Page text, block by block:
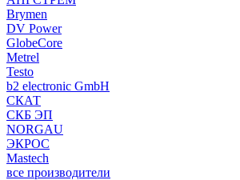
Brymen
DV Power
GlobeCore
Metrel
Testo
b2 electronic GmbH
СКАТ
СКБ ЭП
NORGAU
ЭКРОС
Mastech
все производители